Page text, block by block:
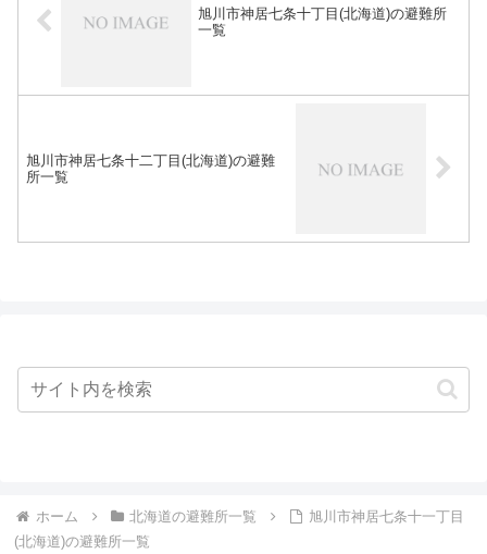
旭川市神居七条十丁目(北海道)の避難所
一覧
旭川市神居七条十二丁目(北海道)の避難
所一覧
ホーム 北海道の避難所一覧
旭川市神居七条十一丁目
(北海道)の避難所一覧